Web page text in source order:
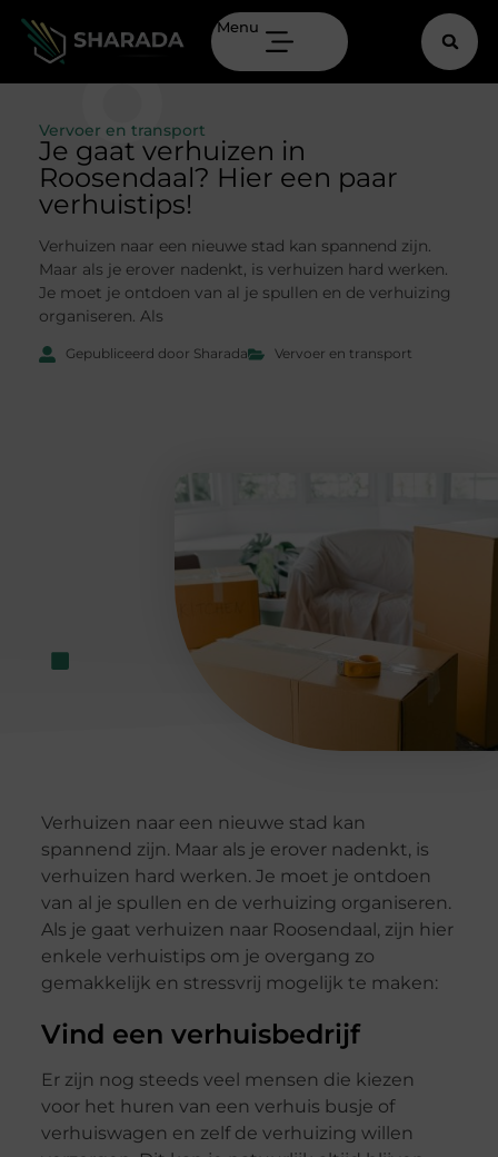
Menu
Vervoer en transport
Je gaat verhuizen in
Roosendaal? Hier een paar
verhuistips!
Verhuizen naar een nieuwe stad kan spannend zijn.
Maar als je erover nadenkt, is verhuizen hard werken.
Je moet je ontdoen van al je spullen en de verhuizing
organiseren. Als
Gepubliceerd door Sharada Vervoer en transport
Verhuizen naar een nieuwe stad kan
spannend zijn. Maar als je erover nadenkt, is
verhuizen hard werken. Je moet je ontdoen
van al je spullen en de verhuizing organiseren.
Als je gaat verhuizen naar Roosendaal, zijn hier
enkele verhuistips om je overgang zo
gemakkelijk en stressvrij mogelijk te maken:
Vind een verhuisbedrijf
Er zijn nog steeds veel mensen die kiezen
voor het huren van een verhuis busje of
verhuiswagen en zelf de verhuizing willen